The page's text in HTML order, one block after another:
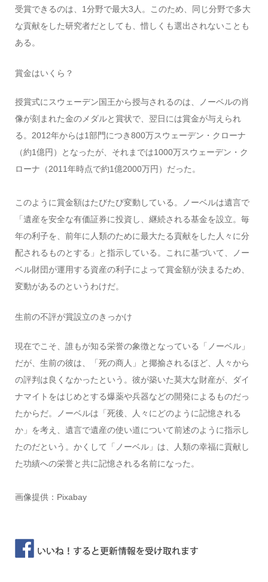
受賞できるのは、1分野で最大3人。このため、同じ分野で多大
な貢献をした研究者だとしても、惜しくも選出されないことも
ある。
賞金はいくら？
授賞式にスウェーデン国王から授与されるのは、ノーベルの肖
像が刻まれた金のメダルと賞状で、翌日には賞金が与えられ
る。2012年からは1部門につき800万スウェーデン・クローナ
（約1億円）となったが、それまでは1000万スウェーデン・ク
ローナ（2011年時点で約1億2000万円）だった。
このように賞金額はたびたび変動している。ノーベルは遺言で
「遺産を安全な有価証券に投資し、継続される基金を設立。毎
年の利子を、前年に人類のために最大たる貢献をした人々に分
配されるものとする」と指示している。これに基づいて、ノー
ベル財団が運用する資産の利子によって賞金額が決まるため、
変動があるのというわけだ。
生前の不評が賞設立のきっかけ
現在でこそ、誰もが知る栄誉の象徴となっている「ノーベル」
だが、生前の彼は、「死の商人」と揶揄されるほど、人々から
の評判は良くなかったという。彼が築いた莫大な財産が、ダイ
ナマイトをはじめとする爆薬や兵器などの開発によるものだっ
たからだ。ノーベルは「死後、人々にどのように記憶される
か」を考え、遺言で遺産の使い道について前述のように指示し
たのだという。かくして「ノーベル」は、人類の幸福に貢献し
た功績への栄誉と共に記憶される名前になった。
画像提供：Pixabay